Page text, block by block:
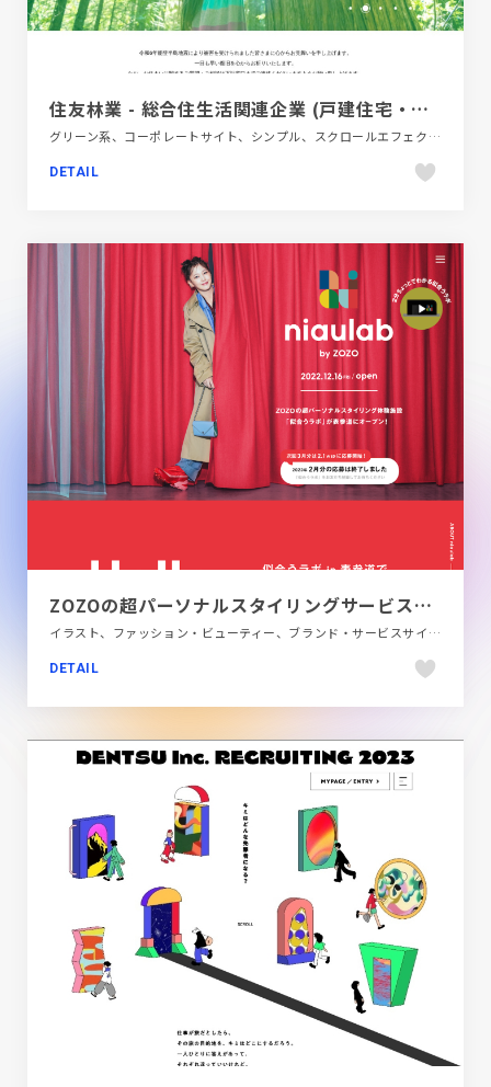
住友林業 - 総合住生活関連企業 (戸建住宅・注文住宅・土地活用・賃貸経営)
グリーン系、コーポレートサイト、シンプル、スクロールエフェクト、ナチュラル、モーション多め、大きめ写真、建設・住宅・不動産
DETAIL
ZOZOの超パーソナルスタイリングサービス「似合うラボ」が表参道にオープン！-niaulab-by-ZOZO
イラスト、ファッション・ビューティー、ブランド・サービスサイト、ポップ、レッド系、大きめ写真、施設・店舗サイト
DETAIL